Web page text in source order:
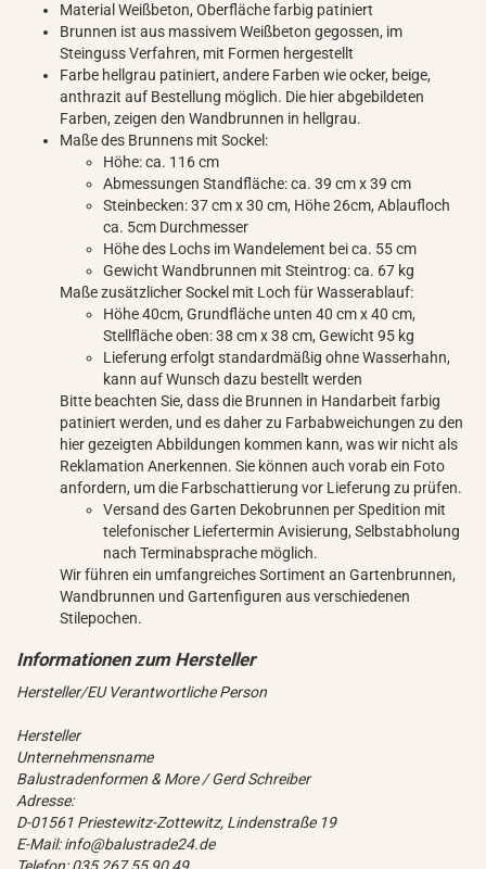
Material Weißbeton, Oberfläche farbig patiniert
Brunnen ist aus massivem Weißbeton gegossen, im
Steinguss Verfahren, mit Formen hergestellt
Farbe hellgrau patiniert, andere Farben wie ocker, beige,
anthrazit auf Bestellung möglich. Die hier abgebildeten
Farben, zeigen den Wandbrunnen in hellgrau.
Maße des Brunnens mit Sockel:
Höhe: ca. 116 cm
Abmessungen Standfläche: ca. 39 cm x 39 cm
Steinbecken: 37 cm x 30 cm, Höhe 26cm, Ablaufloch
ca. 5cm Durchmesser
Höhe des Lochs im Wandelement bei ca. 55 cm
Gewicht Wandbrunnen mit Steintrog: ca. 67 kg
Maße zusätzlicher Sockel mit Loch für Wasserablauf:
Höhe 40cm, Grundfläche unten 40 cm x 40 cm,
Stellfläche oben: 38 cm x 38 cm, Gewicht 95 kg
Lieferung erfolgt standardmäßig ohne Wasserhahn,
kann auf Wunsch dazu bestellt werden
Bitte beachten Sie, dass die Brunnen in Handarbeit farbig
patiniert werden, und es daher zu Farbabweichungen zu den
hier gezeigten Abbildungen kommen kann, was wir nicht als
Reklamation Anerkennen. Sie können auch vorab ein Foto
anfordern, um die Farbschattierung vor Lieferung zu prüfen.
Versand des Garten Dekobrunnen per Spedition mit
telefonischer Liefertermin Avisierung, Selbstabholung
nach Terminabsprache möglich.
Wir führen ein umfangreiches Sortiment an Gartenbrunnen,
Wandbrunnen und Gartenfiguren aus verschiedenen
Stilepochen.
Hersteller/EU Verantwortliche Person
Hersteller
Unternehmensname
Balustradenformen & More / Gerd Schreiber
Adresse:
D-01561 Priestewitz-Zottewitz, Lindenstraße 19
E-Mail: info@balustrade24.de